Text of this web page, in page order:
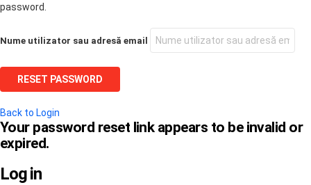
password.
Nume utilizator sau adresă email
Back to Login
Your password reset link appears to be invalid or
expired.
Log in